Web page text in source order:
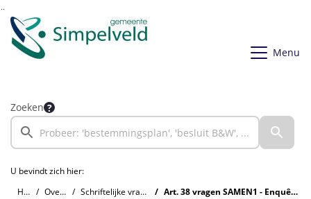
Ga naar de inhoud van deze pagina
Ga naar het zoeken
Ga naar het menu
Menu
Zoeken
U bevindt zich hier:
Home
Overzichten Schriftelijke vragen ex art. 38 RvO Art. 38 vragen SAMEN1 - Enquête Omgevingsvisie Simpelveld